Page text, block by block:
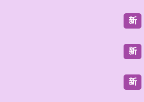
新
新
新